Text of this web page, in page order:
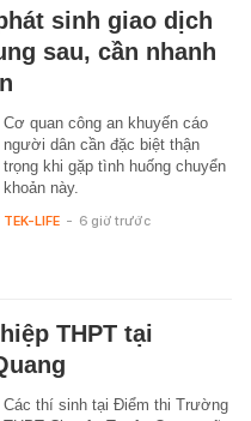
sinh giao dịch
sau, cần nhanh
Cơ quan công an khuyến cáo
người dân cần đặc biệt thận
trọng khi gặp tình huống chuyển
khoản này.
TEK-LIFE - 6 giờ trước
THPT tại
Các thí sinh tại Điểm thi Trường